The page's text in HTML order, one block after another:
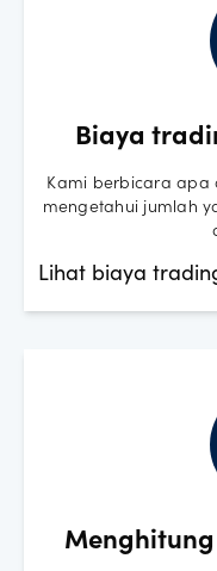
Biaya
Kami berbicara apa
mengetahui jumlah
Lihat biaya